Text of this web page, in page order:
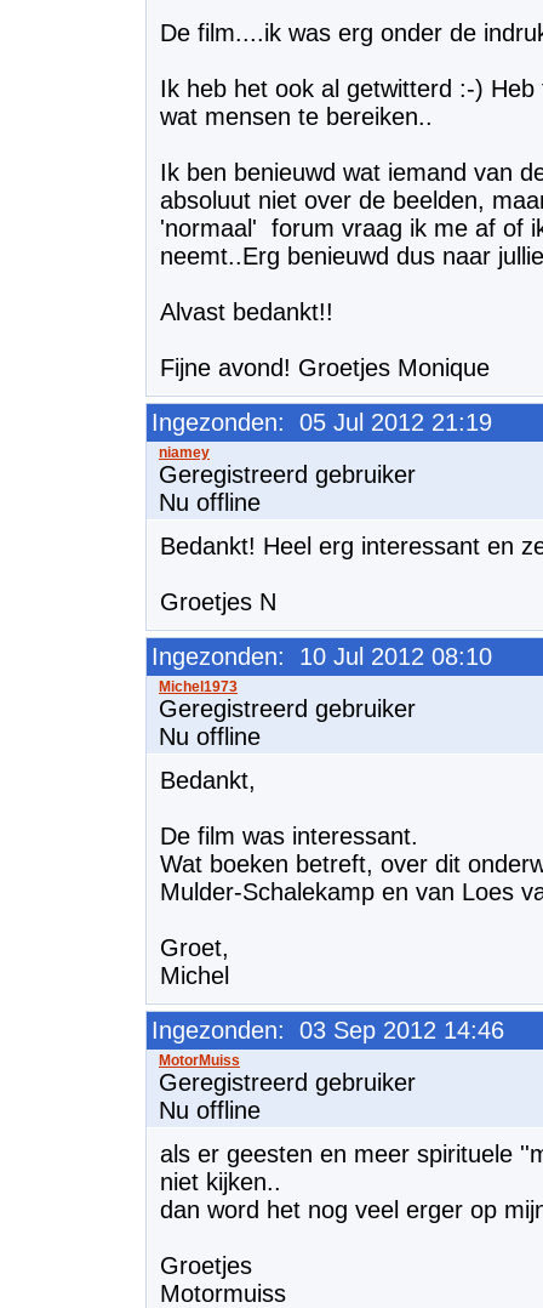
De film....ik was erg onder de
Ik heb het ook al getwitterd :-)
wat mensen te bereiken..
Ik ben benieuwd wat iemand van
absoluut niet over de beelden,
'normaal' forum vraag ik me af of
neemt..Erg benieuwd dus naar
Alvast bedankt!!
Fijne avond! Groetjes Monique
Ingezonden: 05 Jul 2012 21:19
Geregistreerd gebruiker
Nu offline
Bedankt! Heel erg interessant en
Groetjes N
Ingezonden: 10 Jul 2012 08:10
Geregistreerd gebruiker
Nu offline
Bedankt,
De film was interessant.
Wat boeken betreft, over dit
Mulder-Schalekamp en van Loes
Groet,
Michel
Ingezonden: 03 Sep 2012 14:46
Geregistreerd gebruiker
Nu offline
als er geesten en meer spirituele
niet kijken..
dan word het nog veel erger op
Groetjes
Motormuiss